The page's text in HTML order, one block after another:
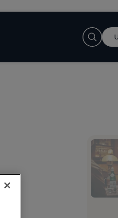
User
Accendi la
conversazione a
tavola con
S.Pellegrino e
Hamilton